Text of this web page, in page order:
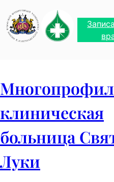
клиническая
больница
Луки